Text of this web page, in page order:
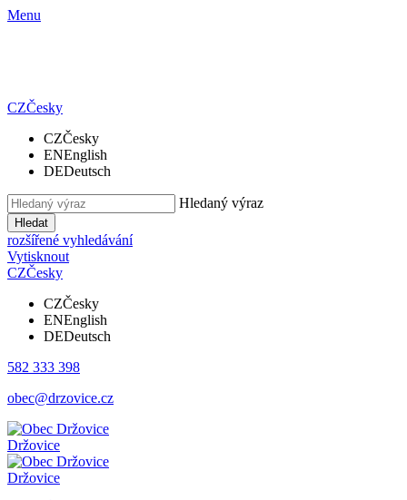
Menu
CZČesky
CZČesky
ENEnglish
DEDeutsch
Hledaný výraz
Hledat
rozšířené vyhledávání
Vytisknout
CZČesky
CZČesky
ENEnglish
DEDeutsch
582 333 398
obec@drzovice.cz
Držovice
Držovice